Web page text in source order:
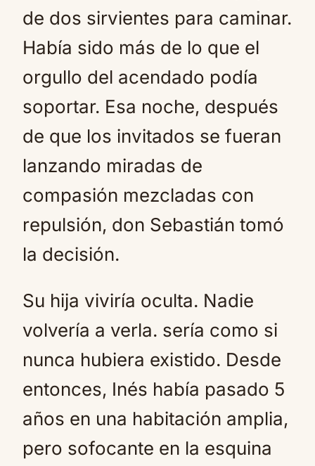
de dos sirvientes para caminar.
Había sido más de lo que el
orgullo del acendado podía
soportar. Esa noche, después
de que los invitados se fueran
lanzando miradas de
compasión mezcladas con
repulsión, don Sebastián tomó
la decisión.
Su hija viviría oculta. Nadie
volvería a verla. sería como si
nunca hubiera existido. Desde
entonces, Inés había pasado 5
años en una habitación amplia,
pero sofocante en la esquina